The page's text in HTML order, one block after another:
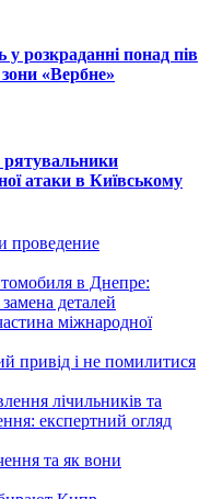
розкраданні понад пів
«Вербне»
рятувальники
атаки в Київському
проведение
в Днепре:
деталей
міжнародної
привід і не помилитися
лічильників та
експертний огляд
та як вони